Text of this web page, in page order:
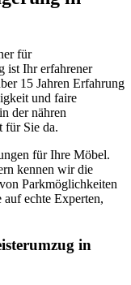
für
ist Ihr erfahrener
15 Jahren Erfahrung
und faire
der nähren
für Sie da.
für Ihre Möbel.
kennen wir die
Parkmöglichkeiten
auf echte Experten,
in